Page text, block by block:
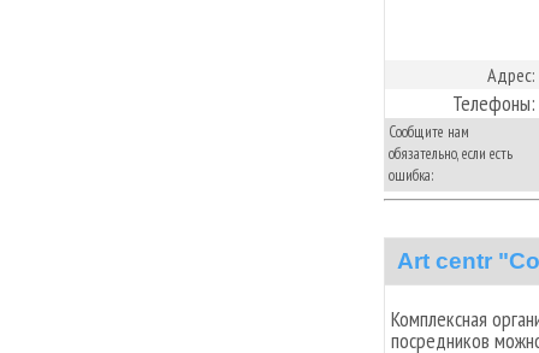
Адрес:
Телефоны:
Сообщите нам
обязательно, если есть
ошибка:
Art centr
Комплексная
посредников